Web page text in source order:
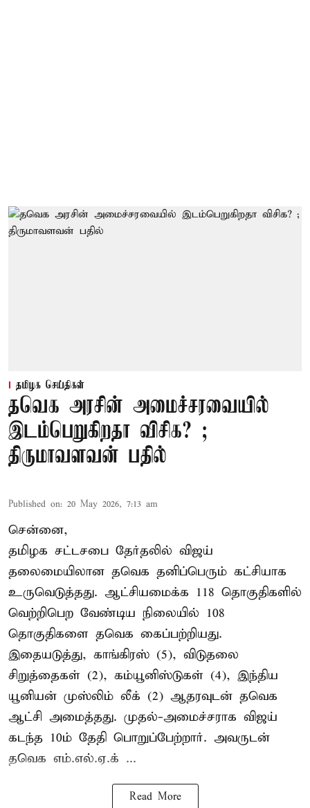
தமிழக செய்திகள்
தவெக அரசின் அமைச்சரவையில்
இடம்பெறுகிறதா விசிக? ;
திருமாவளவன் பதில்
Published on: 20 May 2026, 7:13 am
சென்னை,
தமிழக சட்டசபை தேர்தலில் விஜய்
தலைமையிலான தவெக தனிப்பெரும் கட்சியாக
உருவெடுத்தது. ஆட்சியமைக்க 118 தொகுதிகளில்
வெற்றிபெற வேண்டிய நிலையில் 108
தொகுதிகளை தவெக கைப்பற்றியது.
இதையடுத்து, காங்கிரஸ் (5), விடுதலை
சிறுத்தைகள் (2), கம்யூனிஸ்டுகள் (4), இந்திய
யூனியன் முஸ்லிம் லீக் (2) ஆதரவுடன் தவெக
ஆட்சி அமைத்தது. முதல்-அமைச்சராக விஜய்
கடந்த 10ம் தேதி பொறுப்பேற்றார். அவருடன்
தவெக எம்.எல்.ஏ.க் ...
Read More